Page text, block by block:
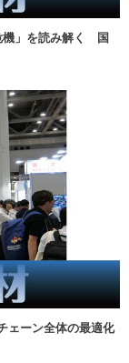
機」を読み解く 国
ェーン全体の最適化